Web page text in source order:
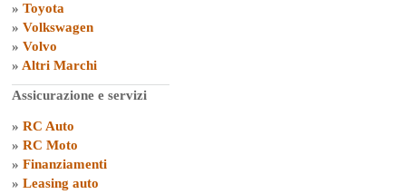
» Toyota
» Volkswagen
» Volvo
» Altri Marchi
Assicurazione e servizi
» RC Auto
» RC Moto
» Finanziamenti
» Leasing auto